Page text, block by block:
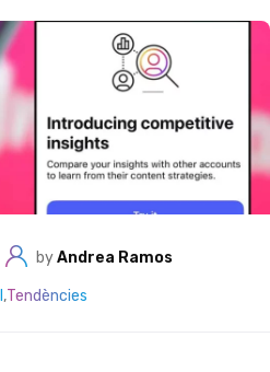
byAndrea Ramos
,Tendències